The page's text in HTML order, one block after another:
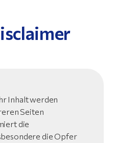
Inhalt werden
Seiten
die
die Opfer